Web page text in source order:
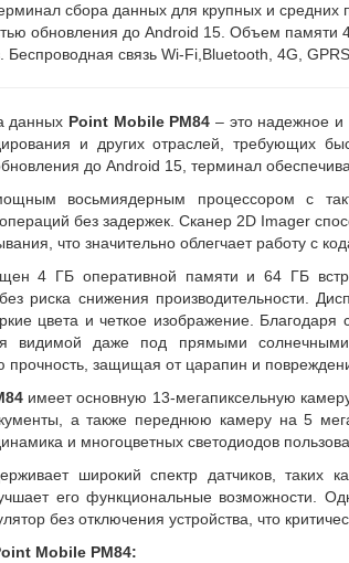
сбора данных для крупных и средних
обновления до Android 15. Объем памяти
Беспроводная связь Wi-Fi,Bluetooth, 4G,
данных Point Mobile PM84 – это надежное и
и других отраслей, требующих
до Android 15, терминал
восьмиядерным процессором с
без задержек. Сканер 2D Imager
что значительно облегчает работу с
4 ГБ оперативной памяти и 64 ГБ
риска снижения производительности.
цвета и четкое изображение.
видимой даже под прямыми
прочность, защищая от царапин и
имеет основную 13-мегапиксельную
а также переднюю камеру на 5
и многоцветных светодиодов
широкий спектр датчиков, таких
его функциональные возможности.
без отключения устройства, что
Mobile PM84: